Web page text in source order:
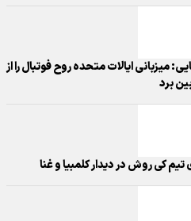
میزبانی ایالات متحده روح فوتبال را از
برد
کی روش در دیدار کلمبیا و غنا